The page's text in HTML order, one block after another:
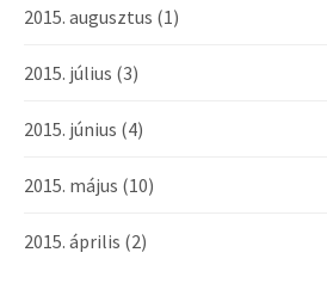
2015. augusztus (1)
2015. július (3)
2015. június (4)
2015. május (10)
2015. április (2)